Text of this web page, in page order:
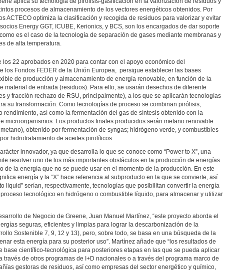
procesos de almacenamiento de los vectores energéticos obtenidos. Por
ACTECO optimiza la clasificación y recogida de residuos para valorizar y evitar
Energy GGT, ICUBE, Kerionics, y BCS, son los encargados de dar soporte
es el caso de la tecnología de separación de gases mediante membranas y
de alta temperatura.
los 22 aprobados en 2020 para contar con el apoyo económico del
los Fondos FEDER de la Unión Europea, persigue establecer las bases
de producción y almacenamiento de energía renovable, en función de la
material de entrada (residuos). Para ello, se usarán desechos de diferente
y fracción rechazo de RSU, principalmente), a los que se aplicarán tecnologías
su transformación. Como tecnologías de proceso se combinan pirólisis,
rendimiento, así como la fermentación del gas de síntesis obtenido con la
microorganismos. Los productos finales producidos serán metano renovable
obtenido por fermentación de syngas; hidrógeno verde, y combustibles
hidrotratamiento de aceites pirolíticos.
innovador, ya que desarrolla lo que se conoce como “Power to X”, una
resolver uno de los más importantes obstáculos en la producción de energías
de la energía que no se puede usar en el momento de la producción. En este
energía y la “X” hace referencia al subproducto en la que se convierte, así
liquid” serían, respectivamente, tecnologías que posibilitan convertir la energía
tecnológico en hidrógeno o combustible líquido, para almacenar y utilizar
de Negocio de Greene, Juan Manuel Martínez, “este proyecto aborda el
seguras, eficientes y limpias para lograr la descarbonización de la
Sostenible 7, 9, 12 y 13), pero, sobre todo, se basa en una búsqueda de la
esta energía para su posterior uso”. Martínez añade que “los resultados de
base científico-tecnológica para posteriores etapas en las que se pueda aplicar
través de otros programas de I+D nacionales o a través del programa marco de
gestoras de residuos, así como empresas del sector energético y químico,